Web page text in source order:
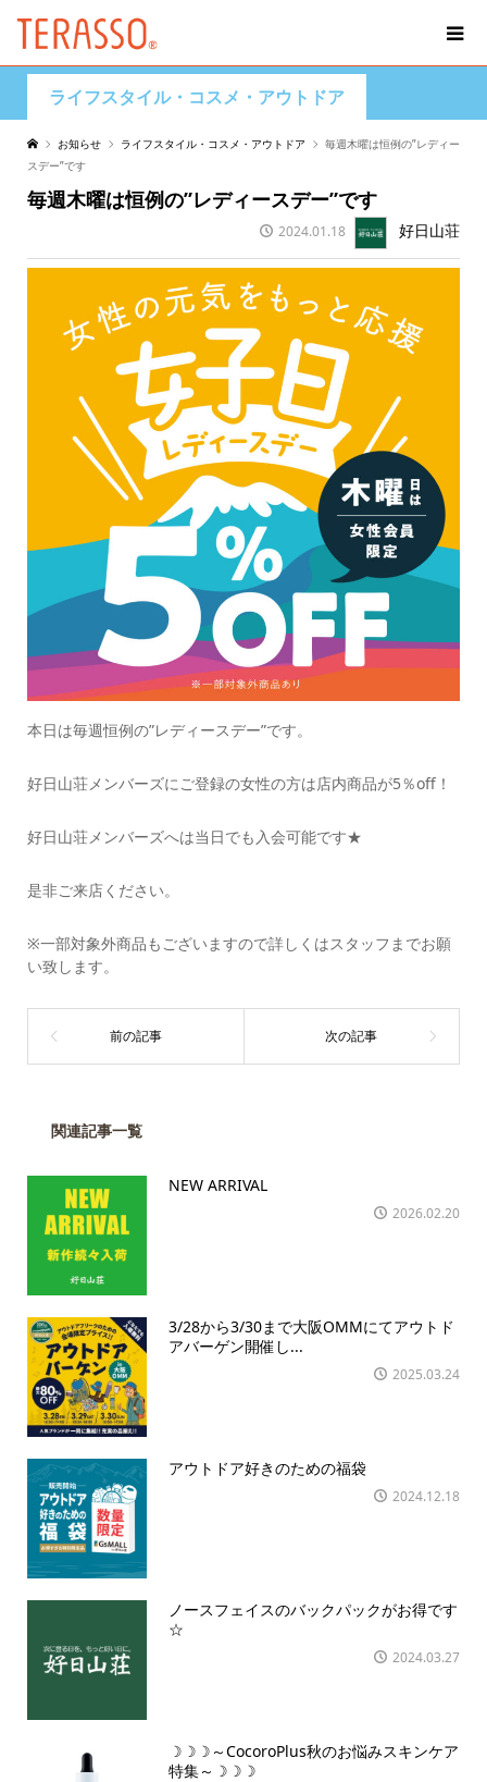
ライフスタイル・コスメ・アウトドア
お知らせ ライフスタイル・コスメ・アウトドア
毎週木曜は恒例の”レディー
スデー”です
毎週木曜は恒例の”レディースデー”です
2024.01.18 好日山荘
本日は毎週恒例の”レディースデー”です。
好日山荘メンバーズにご登録の女性の方は店内商品が5％off！
好日山荘メンバーズへは当日でも入会可能です★
是非ご来店ください。
※一部対象外商品もございますので詳しくはスタッフまでお願
い致します。
関連記事一覧
NEW ARRIVAL
2026.02.20
3/28から3/30まで大阪OMMにてアウトド
アバーゲン開催し...
2025.03.24
アウトドア好きのための福袋
2024.12.18
ノースフェイスのバックパックがお得です
☆
2024.03.27
☽☽☽～CocoroPlus秋のお悩みスキンケア
特集～☽☽☽